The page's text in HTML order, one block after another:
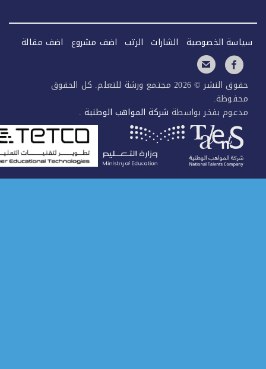
الخصوصية الشارات الرتب اضف مشروع اضف مقالة
حقوق النشر © 2026 مجتمع ورشة للتعلم. كل الحقوق
بفخر بواسطةشركة المواهب الوطنية.